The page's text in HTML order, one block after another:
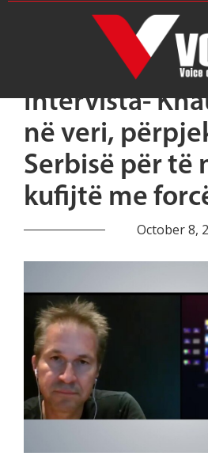
Intervista-
në veri,
Serbisë për të
kufijtë me
October 8,